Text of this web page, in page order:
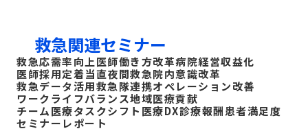
救急関連セミナー
救急応需率向上医師働き方改革病院経営収益化
医師採用定着当直夜間救急院内意識改革
救急データ活用救急隊連携オペレーション改善
ワークライフバランス地域医療貢献
チーム医療タスクシフト 医療DX診療報酬患者満足度
セミナーレポート